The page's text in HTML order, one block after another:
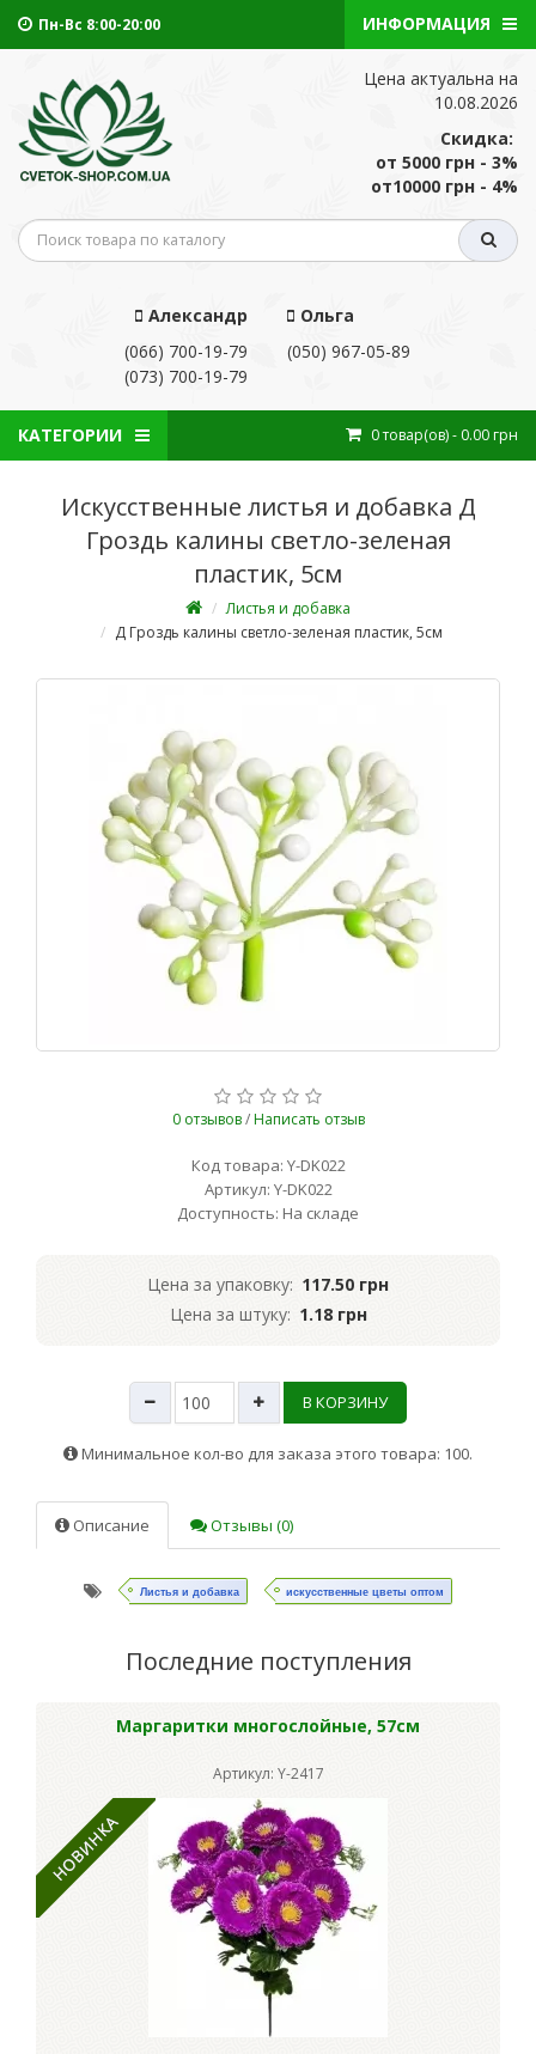
ИНФОРМАЦИЯ
Пн-Вс 8:00-20:00
Александр
(066) 700-19-79
(073) 700-19-79
Ольга
(050) 967-05-89
Цена актуальна на
10.08.2026
Скидка:
от 5000 грн - 3%
от10000 грн - 4%
0товар(ов)- 0.00 грн
КАТЕГОРИИ
Искусственные листья и добавка Д
Гроздь калины светло-зеленая
пластик, 5см
Листья и добавка
Д Гроздь калины светло-зеленая пластик, 5см
0 отзывов/ Написать отзыв
Код товара: Y-DK022
Артикул: Y-DK022
Доступность: На складе
Цена за упаковку: 117.50 грн
Цена за штуку: 1.18 грн
В КОРЗИНУ
Минимальное кол-во для заказа этого товара: 100.
Описание Отзывы (0)
Листья и добавка искусственные цветы оптом
Последние поступления
Маргаритки многослойные, 57см
Артикул: Y-2417